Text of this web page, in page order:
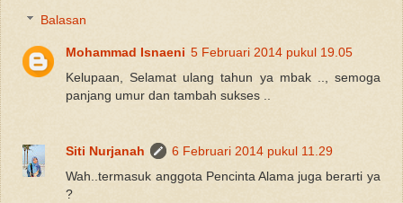
Balasan
Mohammad Isnaeni 5 Februari 2014 pukul 19.05
Kelupaan, Selamat ulang tahun ya mbak .., semoga
panjang umur dan tambah sukses ..
Siti Nurjanah
6 Februari 2014 pukul 11.29
Wah..termasuk anggota Pencinta Alama juga berarti ya
?